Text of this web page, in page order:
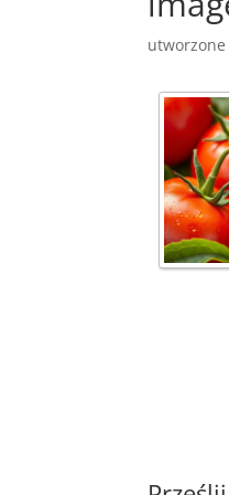
utworzone